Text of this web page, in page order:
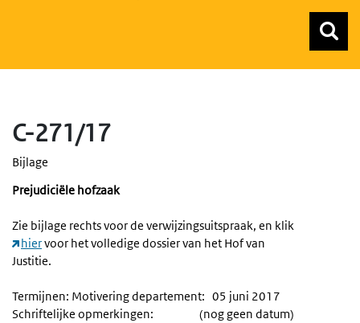
C-271/17
Bijlage
Prejudiciële hofzaak
Zie bijlage rechts voor de verwijzingsuitspraak, en klik
hiervoor het volledige dossier van het Hof van
Justitie.
Termijnen: Motivering departement: 05 juni 2017
Schriftelijke opmerkingen: (nog geen datum)